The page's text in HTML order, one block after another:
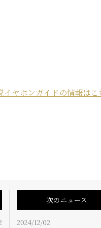
イヤホンガイドの情報はこ
次のニュース
2024/12/02